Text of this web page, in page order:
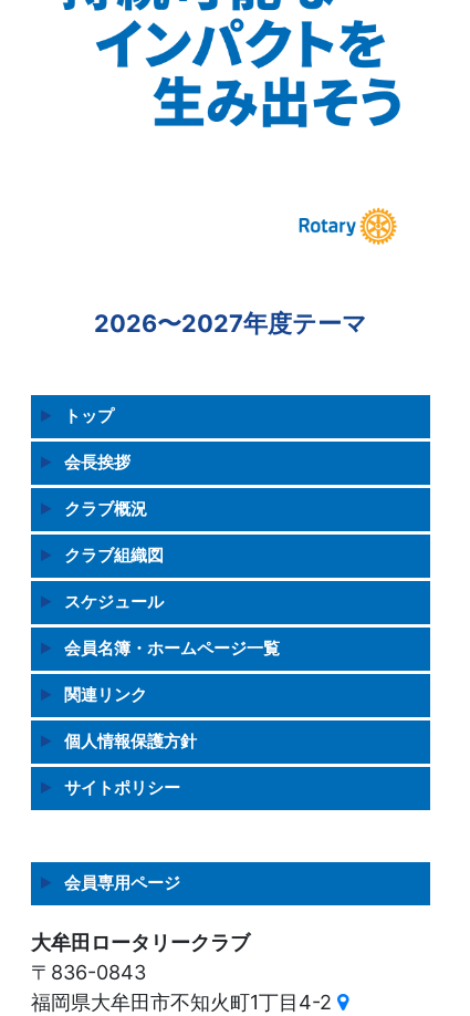
2026〜2027年度テーマ
トップ
会長挨拶
クラブ概況
クラブ組織図
スケジュール
会員名簿・ホームページ一覧
関連リンク
個人情報保護方針
サイトポリシー
会員専用ページ
大牟田ロータリークラブ
〒836-0843
福岡県大牟田市不知火町1丁目4-2